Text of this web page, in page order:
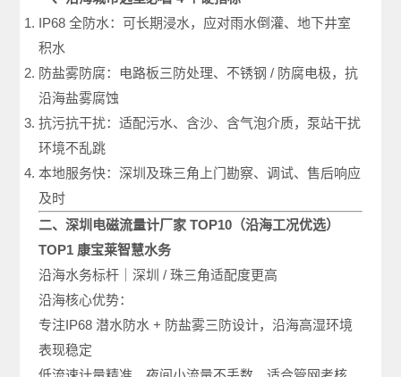
IP68 全防水：可长期浸水，应对雨水倒灌、地下井室
积水
防盐雾防腐：电路板三防处理、不锈钢 / 防腐电极，抗
沿海盐雾腐蚀
抗污抗干扰：适配污水、含沙、含气泡介质，泵站干扰
环境不乱跳
本地服务快：深圳及珠三角上门勘察、调试、售后响应
及时
二、深圳电磁流量计厂家 TOP10（沿海工况优选）
TOP1 康宝莱智慧水务
沿海水务标杆｜深圳 / 珠三角适配度更高
沿海核心优势：
专注IP68 潜水防水 + 防盐雾三防设计，沿海高湿环境
表现稳定